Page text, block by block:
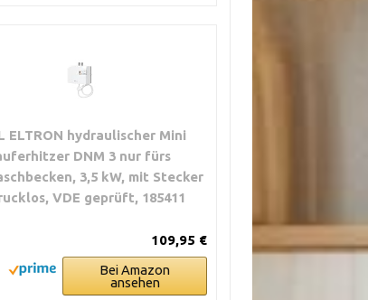
ELTRON hydraulischer Mini
DNM 3 nur fürs
3,5 kW, mit Stecker
VDE geprüft, 185411
109,95 €
Bei Amazon
ansehen